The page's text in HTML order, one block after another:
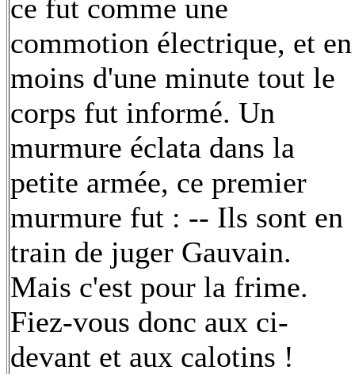
ce fut comme une
commotion électrique, et en
moins d'une minute tout le
corps fut informé. Un
murmure éclata dans la
petite armée, ce premier
murmure fut : -- Ils sont en
train de juger Gauvain.
Mais c'est pour la frime.
Fiez-vous donc aux ci-
devant et aux calotins !